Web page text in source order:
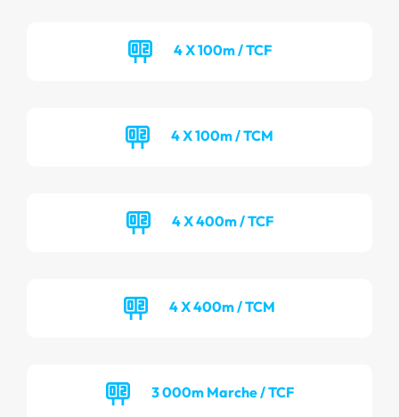
4 X 100m / TCF
4 X 100m / TCM
4 X 400m / TCF
4 X 400m / TCM
3 000m Marche / TCF